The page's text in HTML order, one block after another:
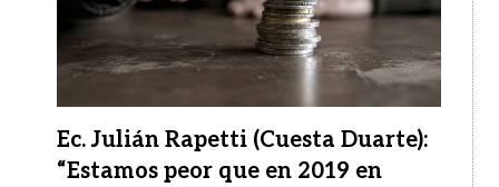
Ec. Julián Rapetti (Cuesta Duarte):
“Estamos peor que en 2019 en